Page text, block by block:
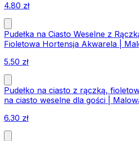
4.80 zł
Pudełka na Ciasto Weselne z
Fioletowa Hortensja Akwarela |
5.50 zł
Pudełko na ciasto z rączką,
na ciasto weselne dla gości |
6.30 zł